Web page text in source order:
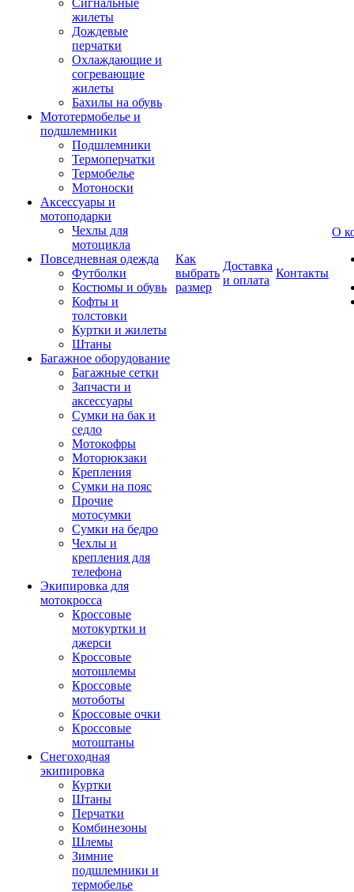
Сигнальные
жилеты
Дождевые
перчатки
Охлаждающие и
согревающие
жилеты
Бахилы на обувь
Мототермобелье и
подшлемники
Подшлемники
Термоперчатки
Термобелье
Мотоноски
Аксессуары и
мотоподарки
Чехлы для
мотоцикла
Повседневная одежда
Футболки
Костюмы и обувь
Кофты и
толстовки
Куртки и жилеты
Штаны
Багажное оборудование
Багажные сетки
Запчасти и
аксессуары
Сумки на бак и
седло
Мотокофры
Моторюкзаки
Крепления
Сумки на пояс
Прочие
мотосумки
Сумки на бедро
Чехлы и
крепления для
телефона
Экипировка для
мотокросса
Кроссовые
мотокуртки и
джерси
Кроссовые
мотошлемы
Кроссовые
мотоботы
Кроссовые очки
Кроссовые
мотоштаны
Снегоходная
экипировка
Куртки
Штаны
Перчатки
Комбинезоны
Шлемы
Зимние
подшлемники и
термобелье
Как
выбрать
размер
Доставка
и оплата
Контакты
О